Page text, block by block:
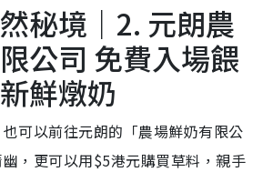
秘境｜2. 元朗農
公司 免費入場餵
鮮燉奶
可以前往元朗的「農場鮮奶有限公
，更可以用$5港元購買草料，親手